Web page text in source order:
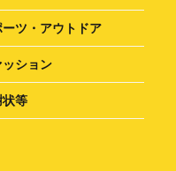
ーツ・アウトドア
ッション
状等